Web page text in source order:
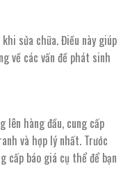
sửa chữa. Điều này giúp
về các vấn đề phát sinh
lên hàng đầu, cung cấp
và hợp lý nhất. Trước
cấp báo giá cụ thể để bạn